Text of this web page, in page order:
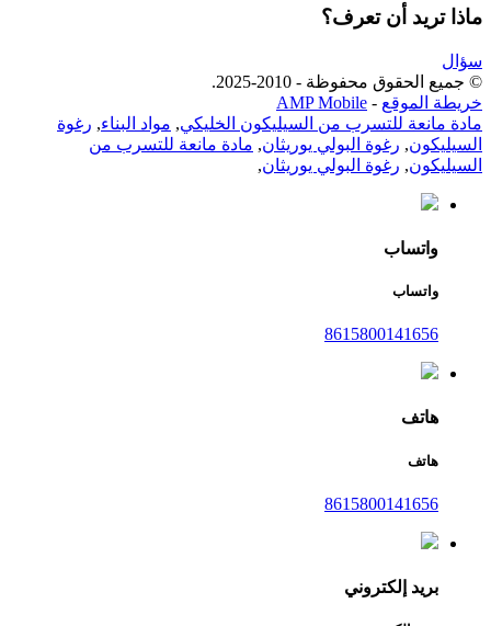
ماذا تريد أن تعرف؟
سؤال
© جميع الحقوق محفوظة - 2010-2025.
خريطة الموقع -
AMP Mobile
مادة مانعة للتسرب من السيليكون الخليكي, مواد البناء, رغوة
السيليكون, رغوة البولي يوريثان, مادة مانعة للتسرب من
السيليكون, رغوة البولي يوريثان,
واتساب
واتساب
8615800141656
هاتف
هاتف
8615800141656
بريد إلكتروني